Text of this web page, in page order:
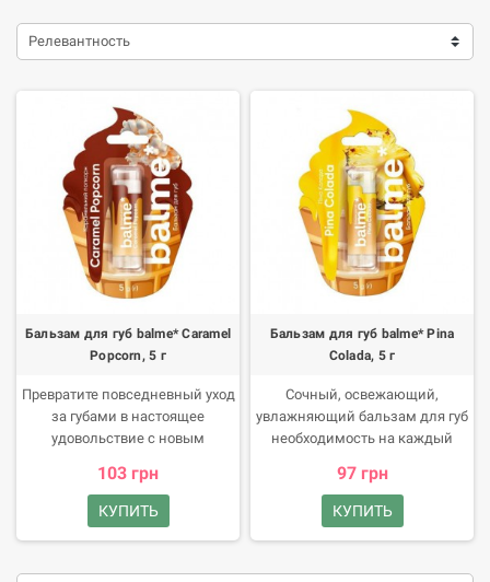
Релевантность
Бальзам для губ balme* Caramel
Popcorn, 5 г
Превратите повседневный уход
за губами в настоящее
удовольствие с новым
Popcorn. Он обладает сладким
ароматом карамельного
попкорна, который создает
фильмов в любимом
103 грн
КУПИТЬ
Бальзам для губ balme* Pina
Colada, 5 г
Сочный, освежающий,
увлажняющий бальзам для губ
необходимость на каждый
Обладает приятной легкой
консистенцией.
97 грн
КУПИТЬ